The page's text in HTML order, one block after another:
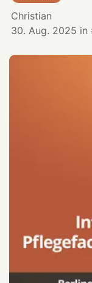
Christian
30. Aug. 2025 in